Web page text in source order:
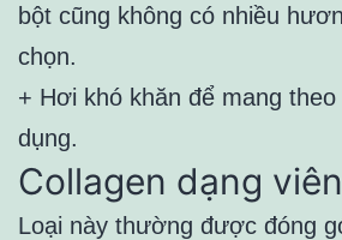
bột cũng không có nhiều
chọn.
+ Hơi khó khăn để mang
dụng.
Collagen dạng viên
Loại này thường được đóng